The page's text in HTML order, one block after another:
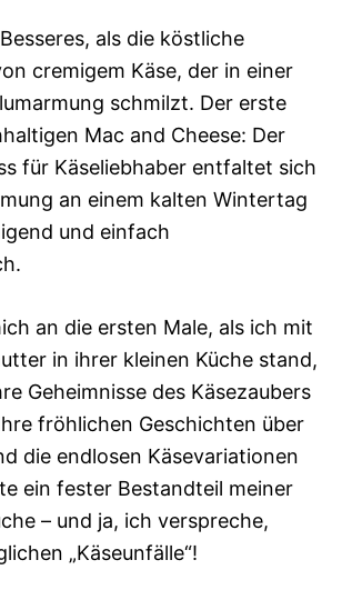
als die köstliche
cremigem Käse, der in einer
schmilzt. Der erste
Mac and Cheese: Der
für Käseliebhaber entfaltet sich
an einem kalten Wintertag
und einfach
an die ersten Male, als ich mit
in ihrer kleinen Küche stand,
Geheimnisse des Käsezaubers
fröhlichen Geschichten über
die endlosen Käsevariationen
ein fester Bestandteil meiner
– und ja, ich verspreche,
„Käseunfälle“!